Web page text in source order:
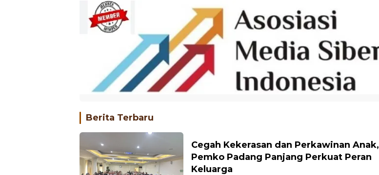
Berita Terbaru
Cegah Kekerasan dan Perkawinan Anak,
Pemko Padang Panjang Perkuat Peran
Keluarga